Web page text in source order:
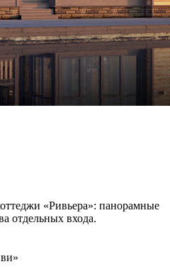
«Ривьера»: панорамные
отдельных входа.